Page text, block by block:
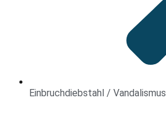
Einbruchdiebstahl / Vandalismus